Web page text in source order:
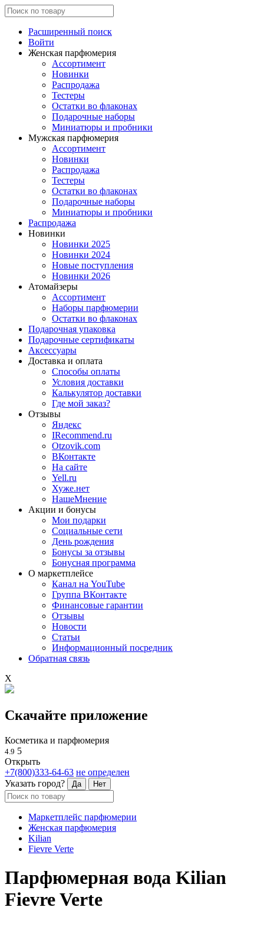
Расширенный поиск
Войти
Женская парфюмерия
Ассортимент
Новинки
Распродажа
Тестеры
Остатки во флаконах
Подарочные наборы
Миниатюры и пробники
Мужская парфюмерия
Ассортимент
Новинки
Распродажа
Тестеры
Остатки во флаконах
Подарочные наборы
Миниатюры и пробники
Распродажа
Новинки
Новинки 2025
Новинки 2024
Новые поступления
Новинки 2026
Атомайзеры
Ассортимент
Наборы парфюмерии
Остатки во флаконах
Подарочная упаковка
Подарочные сертификаты
Аксессуары
Доставка и оплата
Способы оплаты
Условия доставки
Калькулятор доставки
Где мой заказ?
Отзывы
Яндекс
IRecommend.ru
Otzovik.com
ВКонтакте
На сайте
Yell.ru
Хуже.нет
НашеМнение
Акции и бонусы
Мои подарки
Социальные сети
День рождения
Бонусы за отзывы
Бонусная программа
О маркетплейсе
Канал на YouTube
Группа ВКонтакте
Финансовые гарантии
Отзывы
Новости
Статьи
Информационный посредник
Обратная связь
X
Скачайте приложение
Косметика и парфюмерия
4.9 5
Открыть
+7(800)333-64-63 не определен
Указать город?
Да Нет
Маркетплейс парфюмерии
Женская парфюмерия
Kilian
Fievre Verte
Парфюмерная вода Kilian
Fievre Verte